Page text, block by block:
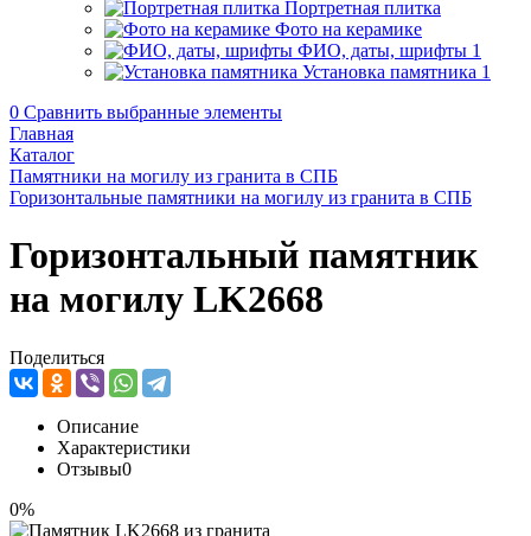
Портретная плитка
Фото на керамике
ФИО, даты, шрифты 1
Установка памятника 1
0 Сравнить выбранные элементы
Главная
Каталог
Памятники на могилу из гранита в СПБ
Горизонтальные памятники на могилу из гранита в СПБ
Горизонтальный памятник
на могилу LK2668
Поделиться
Описание
Характеристики
Отзывы0
0%